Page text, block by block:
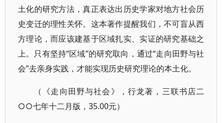
土化的研究方法，真正表达出历史学家对地方社会历
史变迁的理性关怀。这本著作提醒我们，不可盲从西
方理论，而应该建基于区域扎实、实证的研究基础之
上。只有坚持“区域”的研究取向，通过“走向田野与社
会”去亲身实践，才能实现历史研究理论的本土化。
（《走向田野与社会》，行龙著，三联书店二
○○七年十二月版，35.00元）